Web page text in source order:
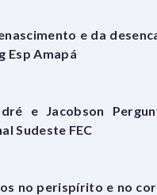
e da
Esp Amapá
e Jacobson
Sudeste FEC
no perispírito e no